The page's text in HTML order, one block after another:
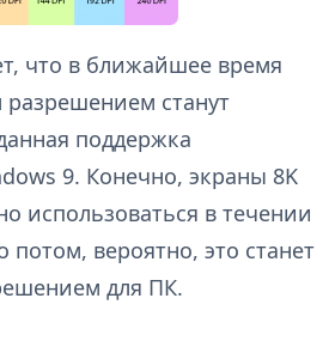
что в ближайшее время
станут
поддержка
9. Конечно, экраны 8K
использоваться в течении
потом, вероятно, это станет
для ПК.